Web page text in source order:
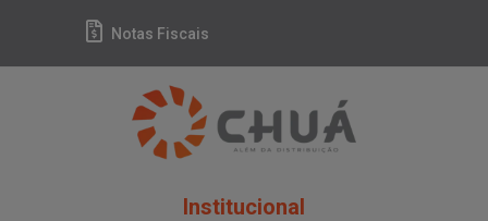
Notas Fiscais
Institucional